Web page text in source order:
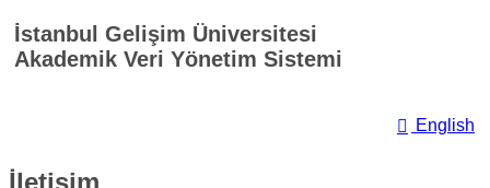
İstanbul Gelişim Üniversitesi
Akademik Veri Yönetim Sistemi
English